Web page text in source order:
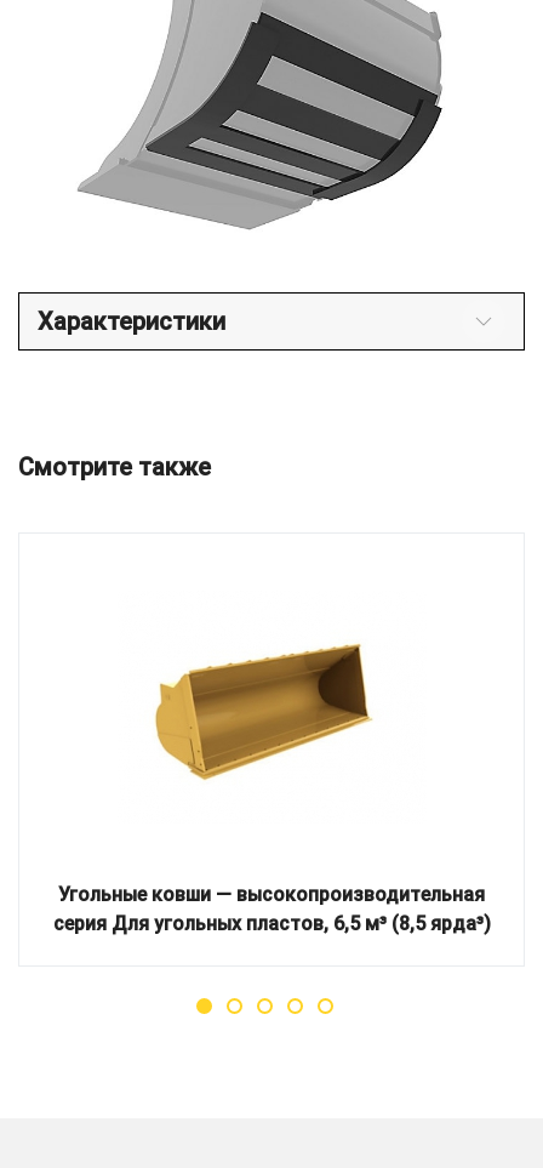
Характеристики
Смотрите также
Угольные ковши — высокопроизводительная
серия Для угольных пластов, 6,5 м³ (8,5 ярда³)